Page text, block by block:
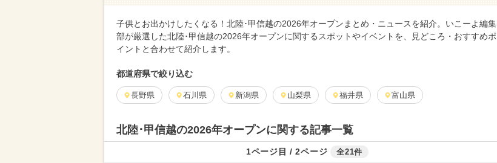
子供とお出かけしたくなる！北陸･甲信越の2026年オープンまとめ・ニュースを紹介。いこーよ編集
部が厳選した北陸･甲信越の2026年オープンに関するスポットやイベントを、見どころ・おすすめポ
イントと合わせて紹介します。
都道府県で絞り込む
長野県 石川県 新潟県 山梨県 福井県 富山県
北陸･甲信越の2026年オープンに関する記事一覧
1ページ目 / 2ページ 全21件